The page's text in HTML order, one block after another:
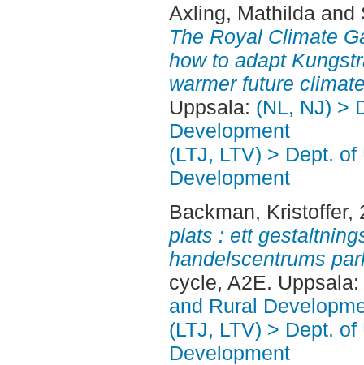
Axling, Mathildaand
The Royal Climate
how to adapt
warmer future
Uppsala: (NL, NJ) >
Development
(LTJ, LTV) > Dept.
Development
Backman, Kristoffer,
plats : ett
handelscentrums
cycle, A2E. Uppsala:
and Rural
(LTJ, LTV) > Dept.
Development